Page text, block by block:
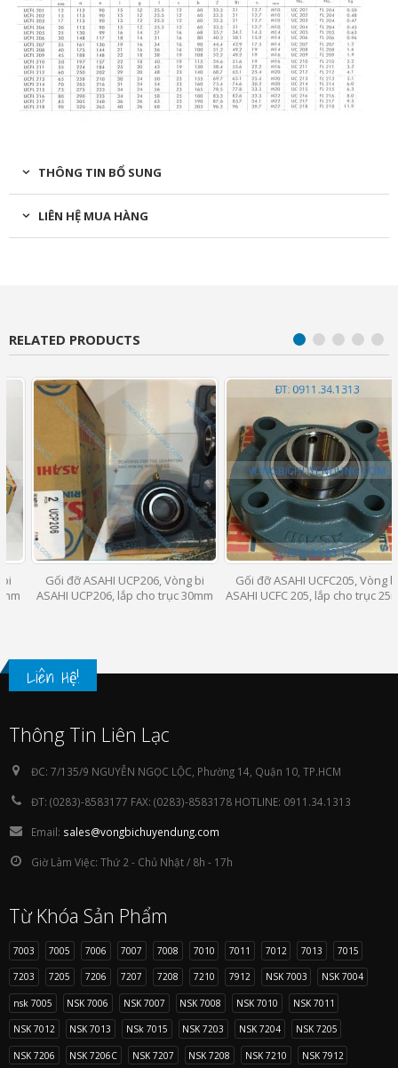
THÔNG TIN BỔ SUNG
LIÊN HỆ MUA HÀNG
RELATED PRODUCTS
Gối đỡ ASAHI UCP206, Vòng bi
ASAHI UCP206, lắp cho trục 30mm
Gối đỡ ASAHI UCFC205, Vòng bi
ASAHI UCFC 205, lắp cho trục 25mm
Liên Hệ!
Thông Tin Liên Lạc
ĐC: 7/135/9 NGUYỄN NGỌC LỘC, Phường 14, Quận 10, TP.HCM
ĐT: (0283)-8583177 FAX: (0283)-8583178 HOTLINE: 0911.34.1313
Email: sales@vongbichuyendung.com
Giờ Làm Việc: Thứ 2 - Chủ Nhật / 8h - 17h
Từ Khóa Sản Phẩm
7003 7005 7006 7007 7008 7010 7011 7012 7013 7015
7203 7205 7206 7207 7208 7210 7912 NSK 7003 NSK 7004
nsk 7005 NSK 7006 NSK 7007 NSK 7008 NSK 7010 NSK 7011
NSK 7012 NSK 7013 NSk 7015 NSK 7203 NSK 7204 NSK 7205
NSK 7206 NSK 7206C NSK 7207 NSK 7208 NSK 7210 NSK 7912